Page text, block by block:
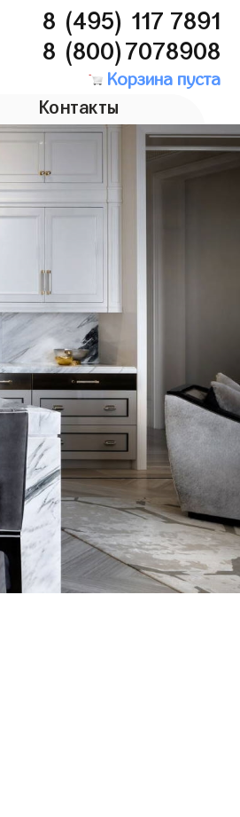
8 (495) 117 7891
8 (800)7078908
Корзина пуста
Контакты